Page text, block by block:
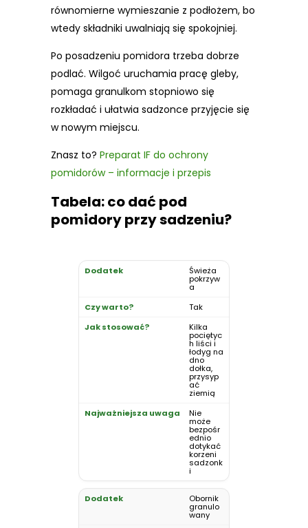
równomierne wymieszanie z podłożem, bo
wtedy składniki uwalniają się spokojniej.
Po posadzeniu pomidora trzeba dobrze
podlać. Wilgoć uruchamia pracę gleby,
pomaga granulkom stopniowo się
rozkładać i ułatwia sadzonce przyjęcie się
w nowym miejscu.
Znasz to? Preparat IF do ochrony
pomidorów – informacje i przepis
Tabela: co dać pod
pomidory przy sadzeniu?
Świeża
pokrzyw
a
Tak
Kilka
pociętyc
h liści i
łodyg na
dno
dołka,
przysyp
ać
ziemią
Nie
może
bezpośr
ednio
dotykać
korzeni
sadzonk
i
Obornik
granulo
wany